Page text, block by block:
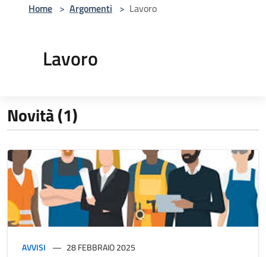
Home > Argomenti > Lavoro
Lavoro
Novità (1)
AVVISI 28 FEBBRAIO 2025